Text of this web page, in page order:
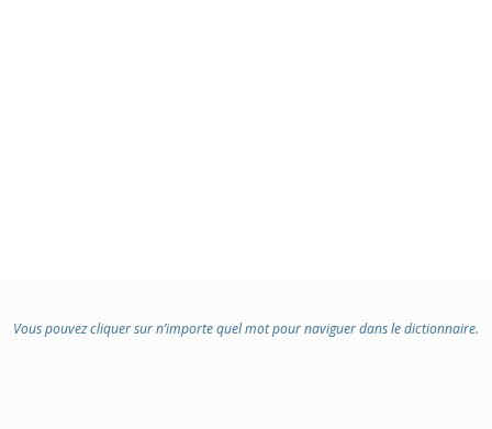
Vous pouvez cliquer sur n’importe quel mot pour naviguer dans le dictionnaire.